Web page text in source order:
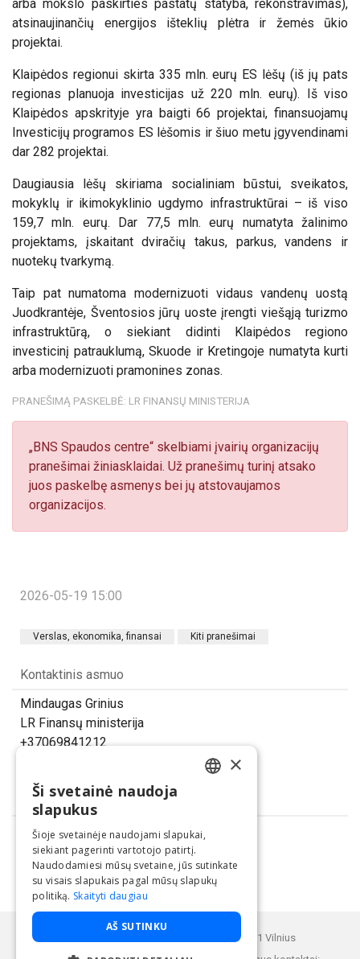
arba mokslo paskirties pastatų statyba, rekonstravimas),
atsinaujinančių energijos išteklių plėtra ir žemės ūkio
projektai.
Klaipėdos regionui skirta 335 mln. eurų ES lėšų (iš jų pats
regionas planuoja investicijas už 220 mln. eurų). Iš viso
Klaipėdos apskrityje yra baigti 66 projektai, finansuojamų
Investicijų programos ES lėšomis ir šiuo metu įgyvendinami
dar 282 projektai.
Daugiausia lėšų skiriama socialiniam būstui, sveikatos,
mokyklų ir ikimokyklinio ugdymo infrastruktūrai – iš viso
159,7 mln. eurų. Dar 77,5 mln. eurų numatyta žalinimo
projektams, įskaitant dviračių takus, parkus, vandens ir
nuotekų tvarkymą.
Taip pat numatoma modernizuoti vidaus vandenų uostą
Juodkrantėje, Šventosios jūrų uoste įrengti viešąją turizmo
infrastruktūrą, o siekiant didinti Klaipėdos regiono
investicinį patrauklumą, Skuode ir Kretingoje numatyta kurti
arba modernizuoti pramonines zonas.
PRANEŠIMĄ PASKELBĖ: LR FINANSŲ MINISTERIJA
„BNS Spaudos centre“ skelbiami įvairių organizacijų
pranešimai žiniasklaidai. Už pranešimų turinį atsako
juos paskelbę asmenys bei jų atstovaujamos
organizacijos.
2026-05-19 15:00
Verslas, ekonomika, finansai Kiti pranešimai
Kontaktinis asmuo
Mindaugas Grinius
LR Finansų ministerija
+37069841212
Dalintis
Paslaugą teikia UAB "BNS".
Buveinės adresas: Kęstučio g. 25, LT-08121 Vilnius
×
Ši svetainė naudoja
slapukus
Šioje svetainėje naudojami slapukai,
siekiant pagerinti vartotojo patirtį.
Naudodamiesi mūsų svetaine, jūs sutinkate
su visais slapukais pagal mūsų slapukų
politiką. Skaityti daugiau
AŠ SUTINKU